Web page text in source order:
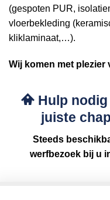
(gespoten PUR,
vloerbekleding
kliklaminaat,…).
Wij komen met
Hulp nodig
juiste
Steeds
werfbezoek bij u